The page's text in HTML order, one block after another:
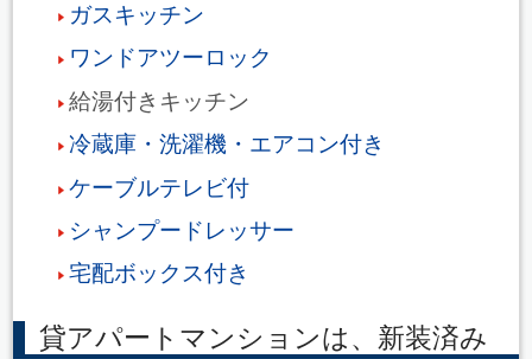
ガスキッチン
ワンドアツーロック
給湯付きキッチン
冷蔵庫・洗濯機・エアコン付き
ケーブルテレビ付
シャンプードレッサー
宅配ボックス付き
貸アパートマンションは、新装済み